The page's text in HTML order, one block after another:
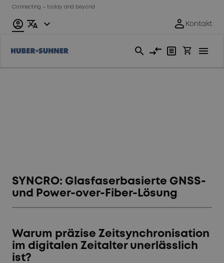
Connecting – today and beyond
SYNCRO: Glasfaserbasierte GNSS-
und Power-over-Fiber-Lösung
Warum präzise Zeitsynchronisation
im digitalen Zeitalter unerlässlich
ist?